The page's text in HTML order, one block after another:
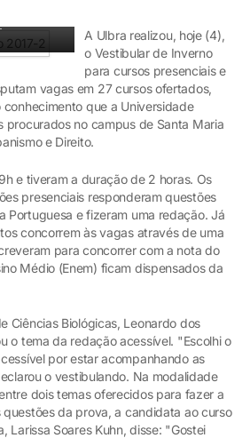
A Ulbra realizou, hoje (4),
o Vestibular de Inverno
para cursos presenciais e
vagas em 27 cursos ofertados,
que a Universidade
procurados no campus de Santa Maria
e Direito.
e tiveram a duração de 2 horas. Os
presenciais responderam questões
Portuguesa e fizeram uma redação. Já
concorrem às vagas através de uma
para concorrer com a nota do
Médio (Enem) ficam dispensados da
Ciências Biológicas, Leonardo dos
o tema da redação acessível. "Escolhi o
por estar acompanhando as
o vestibulando. Na modalidade
dois temas oferecidos para fazer a
questões da prova, a candidata ao curso
Larissa Soares Kuhn, disse: "Gostei